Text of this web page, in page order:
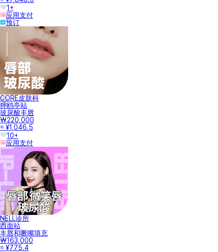
1+
应用支付
预订
CORE皮肤科
狎鸥亭站
玻尿酸丰唇
₩220,000
≈ ¥1,046.5
10+
应用支付
NELL诊所
西面站
丰唇和噘嘴填充
₩163,000
≈ ¥775.4